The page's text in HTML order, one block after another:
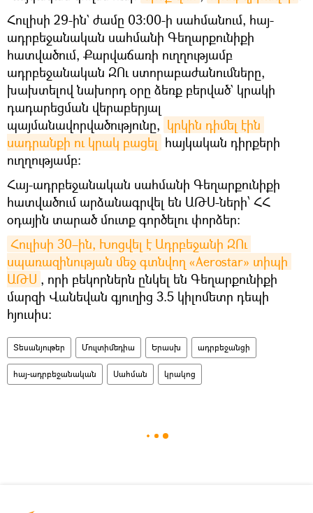
Հուլիսի 29-ին` ժամը 03:00-ի սահմանում, հայ-
ադրբեջանական սահմանի Գեղարքունիքի
հատվածում, Քարվաճառի ուղղությամբ
ադրբեջանական ԶՈւ ստորաբաժանումները,
խախտելով նախորդ օրը ձեռք բերված` կրակի
դադարեցման վերաբերյալ
պայմանավորվածությունը, կրկին դիմել էին
սադրանքի ու կրակ բացել հայկական դիրքերի
ուղղությամբ։
Հայ-ադրբեջանական սահմանի Գեղարքունիքի
հատվածում արձանագրվել են ԱԹՍ-ների՝ ՀՀ
օդային տարած մուտք գործելու փորձեր։
Հուլիսի 30–ին, Խոցվել է Ադրբեջանի ԶՈւ
սպառազինության մեջ գտնվող «Aerostar» տիպի
ԱԹՍ , որի բեկորներն ընկել են Գեղարքունիքի
մարզի Վանեվան գյուղից 3.5 կիլոմետր դեպի
հյուսիս։
Տեսանյութեր Մուլտիմեդիա Երասխ ադրբեջանցի
հայ-ադրբեջանական Սահման կրակոց